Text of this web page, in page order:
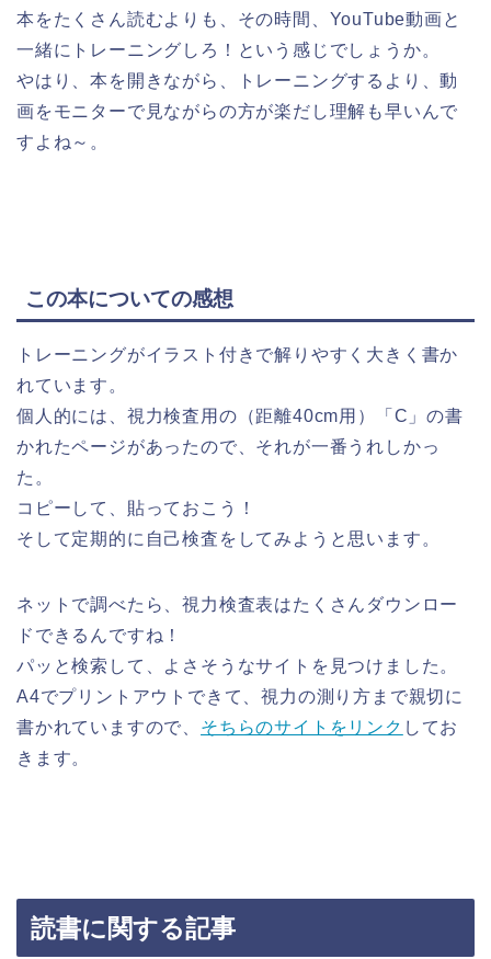
本をたくさん読むよりも、その時間、YouTube動画と
一緒にトレーニングしろ！という感じでしょうか。
やはり、本を開きながら、トレーニングするより、動
画をモニターで見ながらの方が楽だし理解も早いんで
すよね～。
この本についての感想
トレーニングがイラスト付きで解りやすく大きく書か
れています。
個人的には、視力検査用の（距離40cm用）「C」の書
かれたページがあったので、それが一番うれしかっ
た。
コピーして、貼っておこう！
そして定期的に自己検査をしてみようと思います。
ネットで調べたら、視力検査表はたくさんダウンロー
ドできるんですね！
パッと検索して、よさそうなサイトを見つけました。
A4でプリントアウトできて、視力の測り方まで親切に
書かれていますので、 そちらのサイトをリンク してお
きます。
読書に関する記事